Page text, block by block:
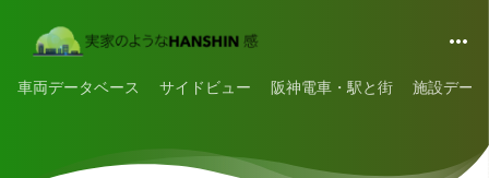
車両データベース サイドビュー 阪神電車・駅と街 施設デー